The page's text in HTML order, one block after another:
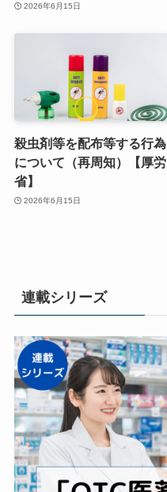
2026年6月15日
殺虫剤等を配布等する行為
について（再周知）【厚労
省】
2026年6月15日
連載シリーズ